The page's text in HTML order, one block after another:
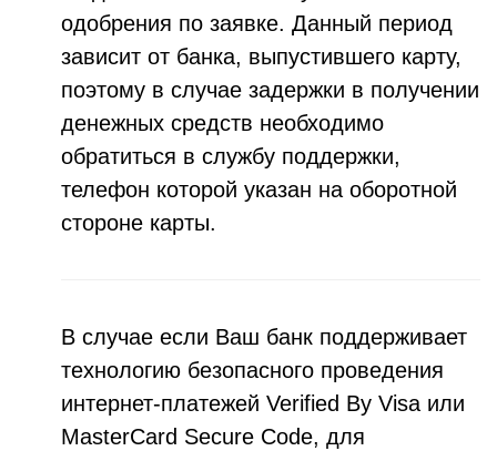
одобрения по заявке. Данный период
зависит от банка, выпустившего карту,
поэтому в случае задержки в получении
денежных средств необходимо
обратиться в службу поддержки,
телефон которой указан на оборотной
стороне карты.
В случае если Ваш банк поддерживает
технологию безопасного проведения
интернет-платежей Verified By Visa или
MasterCard Secure Code, для